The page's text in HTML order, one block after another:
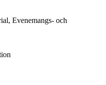
Evenemangs- och